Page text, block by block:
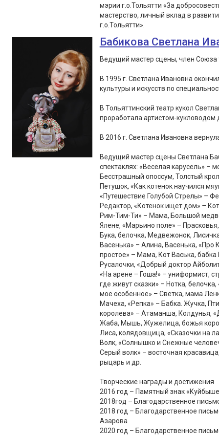
мэрии г.о.Тольятти «За
мастерство, личный вклад в
г.о.Тольятти».
Бабикова Светлана
Ведущий мастер сцены, член Союза
В 1995 г. Светлана Ивановна
культуры и искусств по
В Тольяттинский театр кукол
проработала артистом-кукловодом
В 2016 г. Светлана Ивановна
Ведущий мастер сцены Светлана
спектаклях: «Весёлая карусель» –
Бесстрашный опоссум, Толстый
Петушок, «Как котенок научился
«Путешествие Голубой Стрелы» –
Редактор, «Котенок ищет дом» –
Рим-Тим-Ти» – Мама, Большой
Ялене, «Марьино поле» –
Бука, белочка, Медвежонок,
Васенька» – Алина, Васенька, «Про
простое» – Мама, Кот Васька,
Русалочки, «Добрый доктор
«На арене – Гоша!» – униформист,
где живут сказки» – Нотка,
мое особенное» – Светка, мама
Мачеха, «Репка» – Бабка. Жучка,
королева» – Атаманша, Колдунья,
Жаба, Мышь, Жужелица, божья
Лиса, колядовщица, «Сказочки на
Волк, «Солнышко и Снежные
Серый волк» – восточная
рыцарь и др.
Творческие награды и достижения
2016 год – Памятный знак
2018год – Благодарственное
2018 год – Благодарственное
Азарова
2020 год – Благодарственное